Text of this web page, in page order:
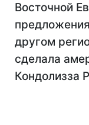
Восточной
другом
сделала
Кондолизза